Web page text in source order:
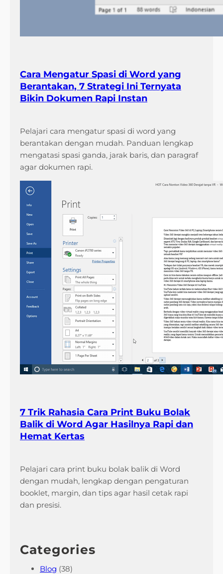
Cara Mengatur Spasi di Word yang
Berantakan, 7 Strategi Ini Ternyata
Bikin Dokumen Rapi Instan
Pelajari cara mengatur spasi di word yang
berantakan dengan mudah. Panduan lengkap
mengatasi spasi ganda, jarak baris, dan paragraf
agar dokumen rapi.
7 Trik Rahasia Cara Print Buku Bolak
Balik di Word Agar Hasilnya Rapi dan
Hemat Kertas
Pelajari cara print buku bolak balik di Word
dengan mudah, lengkap dengan pengaturan
booklet, margin, dan tips agar hasil cetak rapi
dan presisi.
Categories
Blog (38)